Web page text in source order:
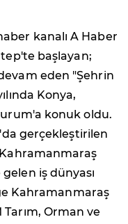
kanalı A Haber
başlayan;
eden "Şehrin
Konya,
konuk oldu.
gerçekleştirilen
iş dünyası
Kahramanmaraş
Orman ve